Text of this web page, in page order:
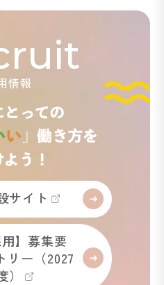
情報
サイト
用】募集要
リー（2027
）